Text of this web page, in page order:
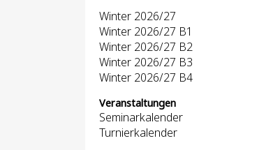
Winter 2026/27
Winter 2026/27 B1
Winter 2026/27 B2
Winter 2026/27 B3
Winter 2026/27 B4
Veranstaltungen
Seminarkalender
Turnierkalender